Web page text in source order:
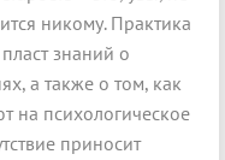
никому. Практика
знаний о
а также о том, как
на психологическое
приносит